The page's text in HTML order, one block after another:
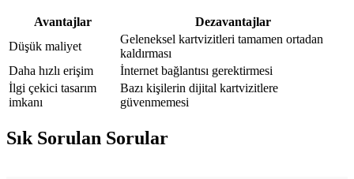
Avantajlar
Dezavantajlar
Düşük maliyet
Geleneksel kartvizitleri tamamen ortadan
kaldırması
Daha hızlı erişim
İnternet bağlantısı gerektirmesi
İlgi çekici tasarım
imkanı
Bazı kişilerin dijital kartvizitlere
güvenmemesi
Sık Sorulan Sorular